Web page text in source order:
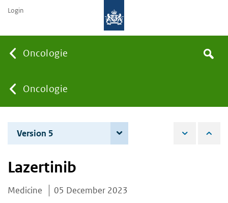
Oncologie
You
are
here:
Oncologie
the
Search
Login
Version 5
Lazertinib
Medicine 05 December 2023